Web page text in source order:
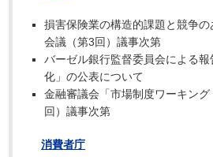
損害保険業の構造的課題と競争
会議（第3回）議事次第
バーゼル銀行監督委員会による
化」の公表について
金融審議会「市場制度ワーキン
回）議事次第
消費者庁